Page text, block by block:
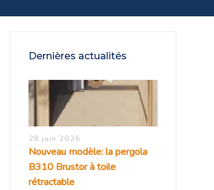
Dernières actualités
28 juin 2026
Nouveau modèle: la pergola
B310 Brustor à toile
rétractable